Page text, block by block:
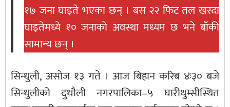
१७ जना घाइते भएका छन् । बस २२ फिट तल खस्दा
घाइतेमध्ये १० जनाको अवस्था मध्यम छ भने बाँकी
सामान्य छन् ।
सिन्धुली, असोज १३ गते । आज बिहान करिब ४ः३० बजे
सिन्धुलीको दुधौली नगरपालिका–५ घारीथुम्सीस्थित